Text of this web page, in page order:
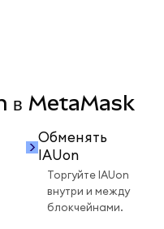
в MetaMask
Обменять
IAUon
Торгуйте IAUon
внутри и между
блокчейнами.